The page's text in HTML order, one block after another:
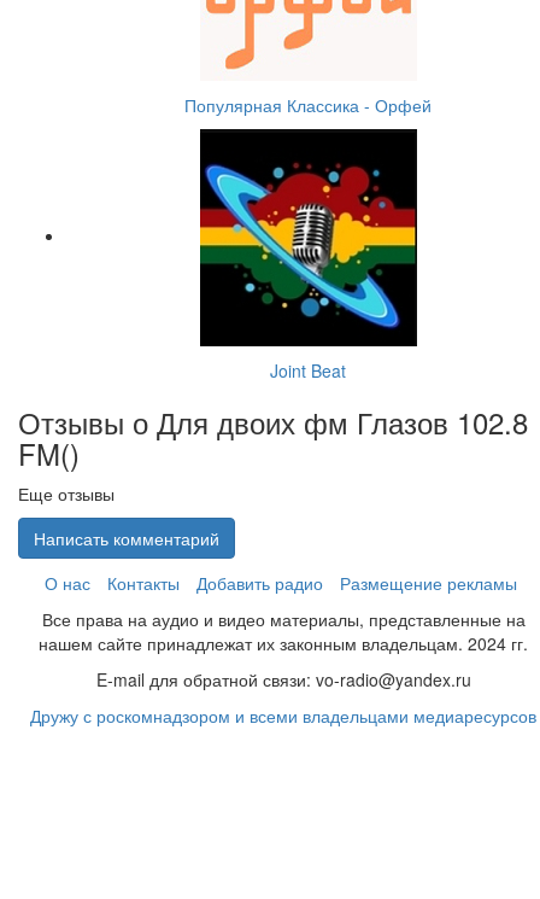
Популярная Классика - Орфей
Joint Beat
Отзывы о Для двоих фм Глазов 102.8
FM()
Еще отзывы
Написать комментарий
О нас
Контакты Добавить радио
Размещение рекламы
Все права на аудио и видео материалы, представленные на
нашем сайте принадлежат их законным владельцам. 2024 гг.
E-mail для обратной связи: vo-radio@yandex.ru
Дружу с роскомнадзором и всеми владельцами медиаресурсов